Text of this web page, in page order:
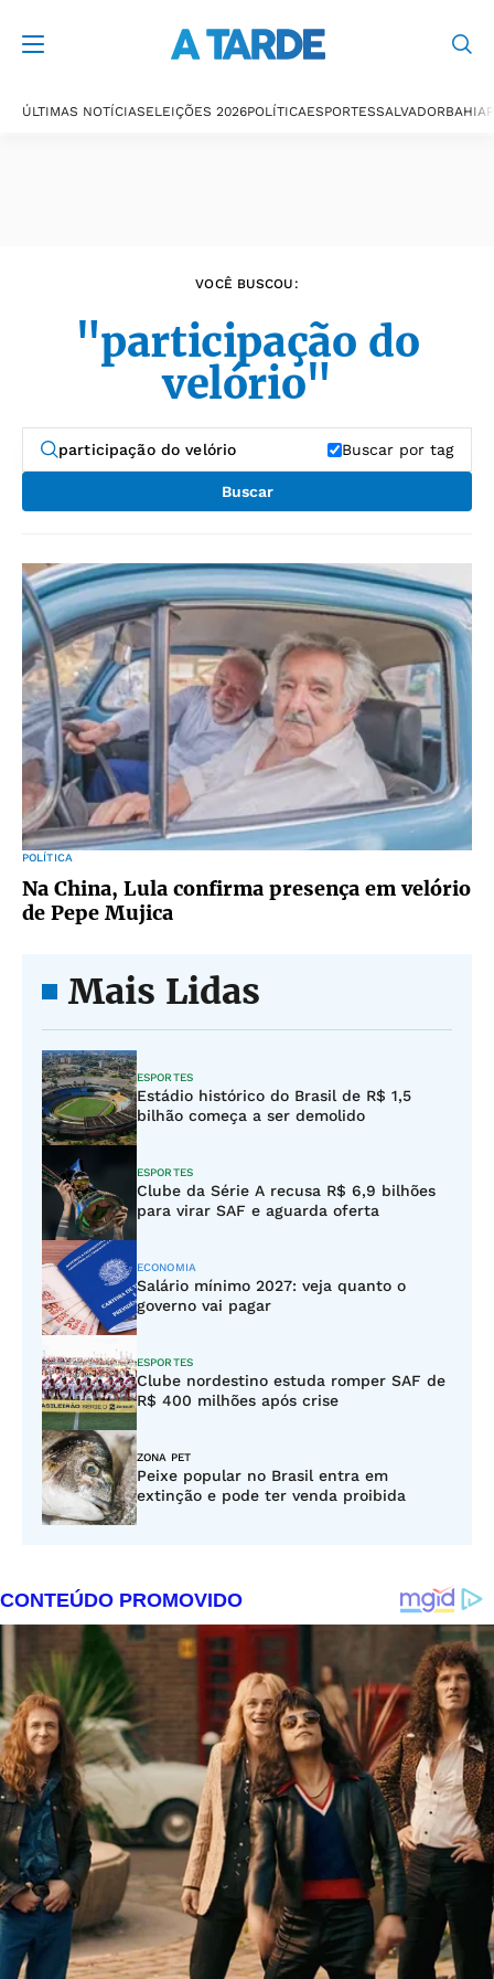
ÚLTIMAS NOTÍCIASELEIÇÕES 2026POLÍTICAESPORTESSALVADORBAHIA
VOCÊ BUSCOU:
"participação do
velório"
Buscar por tag
Buscar
POLÍTICA
Na China, Lula confirma presença em velório
de Pepe Mujica
Mais Lidas
ESPORTES
Estádio histórico do Brasil de R$ 1,5
bilhão começa a ser demolido
ESPORTES
Clube da Série A recusa R$ 6,9 bilhões
para virar SAF e aguarda oferta
ECONOMIA
Salário mínimo 2027: veja quanto o
governo vai pagar
ESPORTES
Clube nordestino estuda romper SAF de
R$ 400 milhões após crise
ZONA PET
Peixe popular no Brasil entra em
extinção e pode ter venda proibida